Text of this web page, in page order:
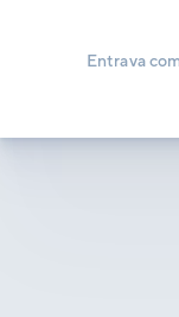
Entrava